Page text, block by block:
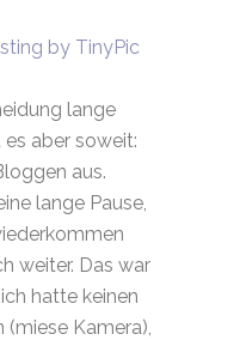
lange
aber soweit:
aus.
lange Pause,
weiter. Das war
hatte keinen
Kamera),